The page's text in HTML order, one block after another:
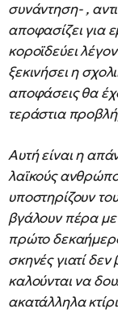
συνάντηση- ,
αποφασίζει για
κοροϊδεύει
ξεκινήσει η
αποφάσεις θα
τεράστια
Αυτή είναι η
λαϊκούς
υποστηρίζουν
βγάλουν πέρα με
πρώτο
σκηνές γιατί
καλούνται να
ακατάλληλα